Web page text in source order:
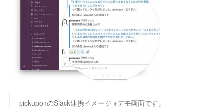
pickuponのSlack連携イメージ ※デモ画面です。